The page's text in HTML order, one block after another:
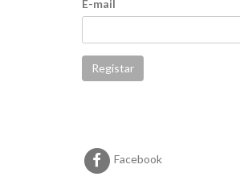
E-mail
Registar
Facebook